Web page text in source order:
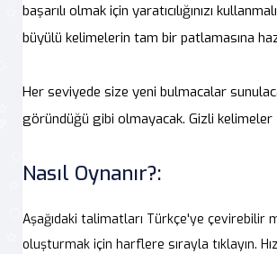
başarılı olmak için yaratıcılığınızı
büyülü kelimelerin tam bir patlamasına
Her seviyede size yeni bulmacalar
göründüğü gibi olmayacak. Gizli kelimeler
Nasıl Oynanır?:
Aşağıdaki talimatları Türkçe'ye çevirebilir
oluşturmak için harflere sırayla tıklayın.